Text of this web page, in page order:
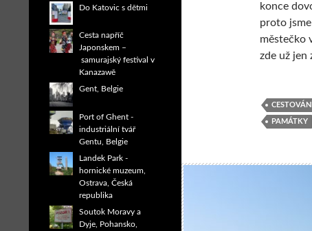
konce
proto
městečko
zde už jen
CESTOVÁNÍ
PAMÁTKY
Do Katovic s dětmi
Cesta napříč
Japonskem –
samurajský festival v
Kanazawě
Gent, Belgie
Port of Ghent -
industriální tvář
Gentu, Belgie
Landek Park -
hornické muzeum,
Ostrava, Česká
republika
Soutok Moravy a
Dyje, Pohansko,